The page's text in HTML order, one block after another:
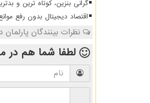
گرانی بنزین، کوتاه ترین و
اقتصاد دیجیتال بدون رفع
نظرات بینندگان
لطفا شما هم در